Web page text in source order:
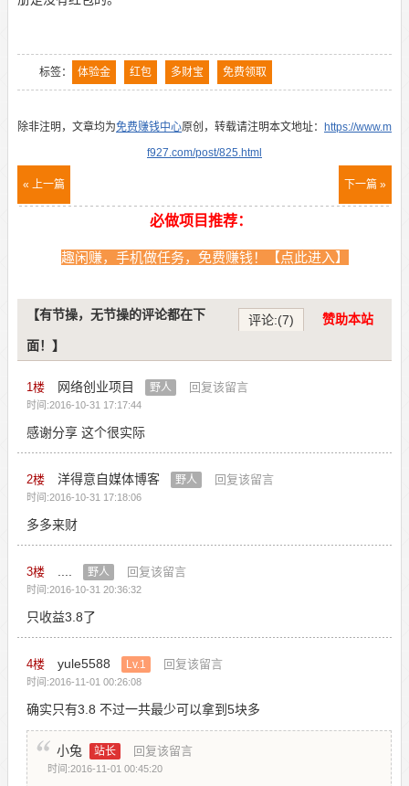
标签： 体验金 红包 多财宝 免费领取
除非注明，文章均为免费赚钱中心原创，转载请注明本文地址：
https://www.m
f927.com/post/825.html
« 上一篇 下一篇 »
必做项目推荐：
趣闲赚，手机做任务，免费赚钱！【点此进入】
评论:(7) 赞助本站
【有节操，无节操的评论都在下
面！】
1楼 网络创业项目 野人 回复该留言
时间:2016-10-31 17:17:44
感谢分享 这个很实际
2楼 洋得意自媒体博客 野人 回复该留言
时间:2016-10-31 17:18:06
多多来财
3楼 野人 回复该留言
时间:2016-10-31 20:36:32
只收益3.8了
4楼 yule5588 Lv.1 回复该留言
时间:2016-11-01 00:26:08
确实只有3.8 不过一共最少可以拿到5块多
小兔 站长 回复该留言
时间:2016-11-01 00:45:20